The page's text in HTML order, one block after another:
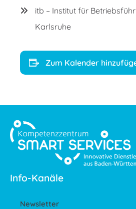
itb – Institut für
Karlsruhe
Zum Kalender
Info-Kanäle
Newsletter